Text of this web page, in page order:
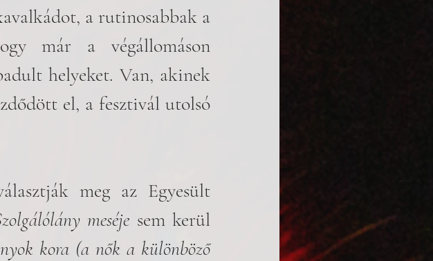
a rutinosabbak a
már a végállomáson
helyeket. Van, akinek
el, a fesztivál utolsó
meg az Egyesült
meséje sem kerül
kora (a nők a különböző